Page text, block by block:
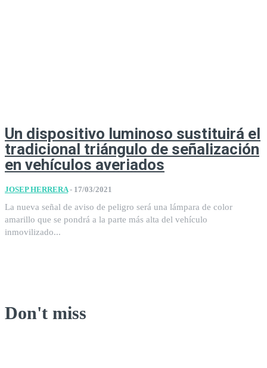
Un dispositivo luminoso sustituirá el
tradicional triángulo de señalización
en vehículos averiados
JOSEP HERRERA - 17/03/2021
La nueva señal de aviso de peligro será una lámpara de color
amarillo que se pondrá a la parte más alta del vehículo
inmovilizado...
Don't miss